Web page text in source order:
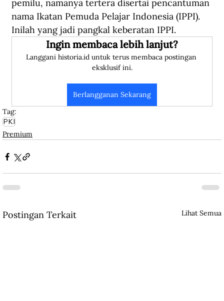
pemilu, namanya tertera disertai pencantuman
nama Ikatan Pemuda Pelajar Indonesia (IPPI).
Inilah yang jadi pangkal keberatan IPPI.
Ingin membaca lebih lanjut?
Langgani historia.id untuk terus membaca postingan
eksklusif ini.
Berlangganan Sekarang
Tag:
PKI
Premium
Postingan Terkait Lihat Semua